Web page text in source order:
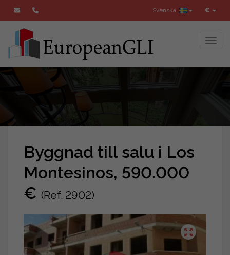
€
Svenska
Byggnad till salu i Los
Montesinos, 590.000
€ (Ref. 2902)